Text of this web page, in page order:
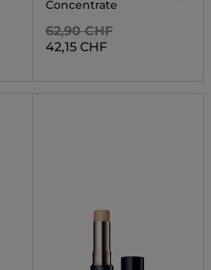
Concentrate
62,90 CHF
42,15 CHF